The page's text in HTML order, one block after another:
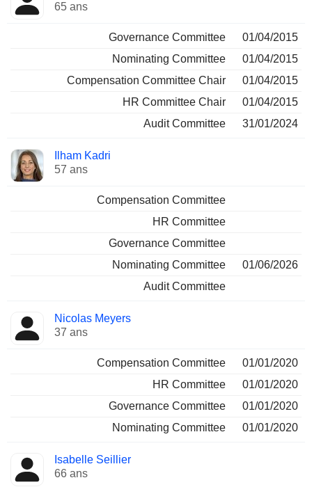
65 ans
Governance Committee
01/04/2015
Nominating Committee
01/04/2015
Compensation Committee Chair
01/04/2015
HR Committee Chair
01/04/2015
Audit Committee
31/01/2024
Ilham Kadri
57 ans
Compensation Committee
HR Committee
Governance Committee
Nominating Committee
01/06/2026
Audit Committee
Nicolas Meyers
37 ans
Compensation Committee
01/01/2020
HR Committee
01/01/2020
Governance Committee
01/01/2020
Nominating Committee
01/01/2020
Isabelle Seillier
66 ans